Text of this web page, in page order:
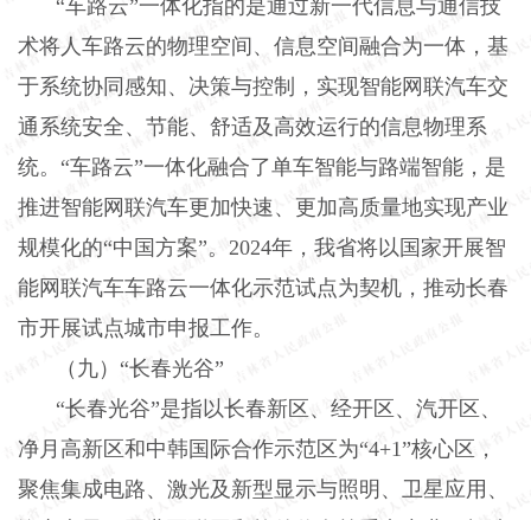
“车路云”一体化指的是通过新一代信息与通信技
术将人车路云的物理空间、信息空间融合为一体，基
于系统协同感知、决策与控制，实现智能网联汽车交
通系统安全、节能、舒适及高效运行的信息物理系
统。“车路云”一体化融合了单车智能与路端智能，是
推进智能网联汽车更加快速、更加高质量地实现产业
规模化的“中国方案”。 2024年，我省将以国家开展智
能网联汽车车路云一体化示范试点为契机，推动长春
市开展试点城市申报工作。
（九）“长春光谷”
“长春光谷”是指以长春新区、经开区、汽开区、
净月高新区和中韩国际合作示范区为“4+1”核心区，
聚焦集成电路、激光及新型显示与照明、卫星应用、